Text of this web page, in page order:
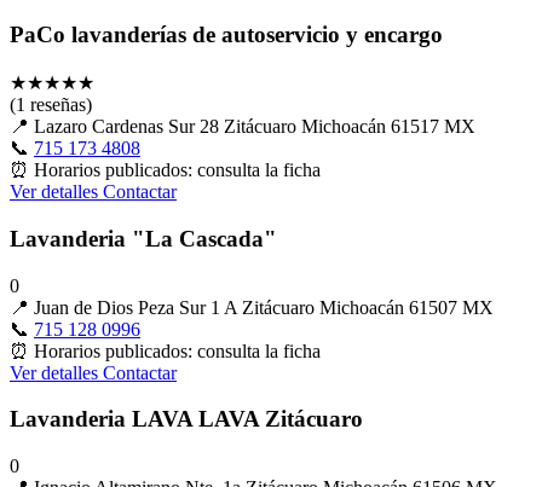
PaCo lavanderías de autoservicio y encargo
★★★★★
(1 reseñas)
📍 Lazaro Cardenas Sur 28 Zitácuaro Michoacán 61517 MX
📞 715 173 4808
⏰ Horarios publicados: consulta la ficha
Ver detalles Contactar
Lavanderia "La Cascada"
0
📍 Juan de Dios Peza Sur 1 A Zitácuaro Michoacán 61507 MX
📞 715 128 0996
⏰ Horarios publicados: consulta la ficha
Ver detalles Contactar
Lavanderia LAVA LAVA Zitácuaro
0